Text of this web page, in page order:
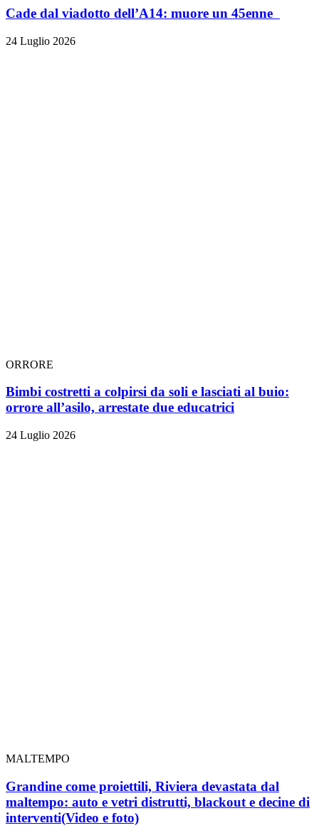
Cade dal viadotto dell’A14: muore un 45enne
24 Luglio 2026
ORRORE
Bimbi costretti a colpirsi da soli e lasciati al buio:
orrore all’asilo, arrestate due educatrici
24 Luglio 2026
MALTEMPO
Grandine come proiettili, Riviera devastata dal
maltempo: auto e vetri distrutti, blackout e decine di
interventi(Video e foto)